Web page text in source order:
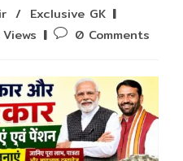
/ Exclusive GK
Post0 Comments